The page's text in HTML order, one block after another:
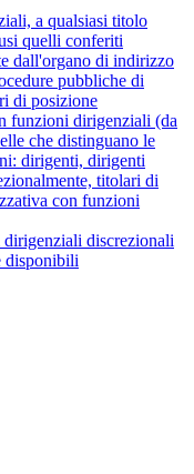
a qualsiasi titolo
quelli conferiti
dall'organo di indirizzo
pubbliche di
di posizione
funzioni dirigenziali (da
che distinguano le
dirigenti, dirigenti
titolari di
con funzioni
discrezionali
disponibili